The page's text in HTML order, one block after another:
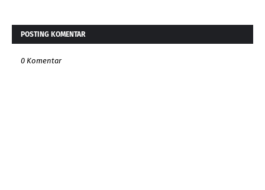
POSTING KOMENTAR
0 Komentar